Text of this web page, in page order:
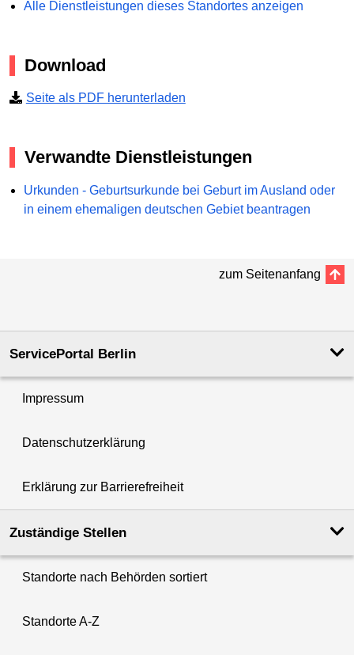
Alle Dienstleistungen dieses Standortes anzeigen
Download
Seite als PDF herunterladen
Verwandte Dienstleistungen
Urkunden - Geburtsurkunde bei Geburt im Ausland oder
in einem ehemaligen deutschen Gebiet beantragen
zum Seitenanfang
ServicePortal Berlin
Impressum
Datenschutzerklärung
Erklärung zur Barrierefreiheit
Zuständige Stellen
Standorte nach Behörden sortiert
Standorte A-Z